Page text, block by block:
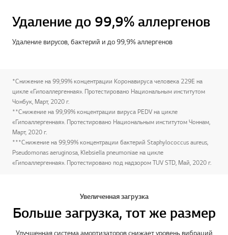
Удаление до 99,9% аллергенов
Удаление вирусов, бактерий и до 99,9% аллергенов
*Снижение на 99,99% концентрации Коронавируса человека 229Е на
цикле «Гипоаллергенная». Протестировано Национальным институтом
Чонбук, Март, 2020 г.
**Снижение на 99,99% концентрации вируса PEDV на цикле
«Гипоаллергенная». Протестировано Национальным институтом Чоннам,
Март, 2020 г.
***Снижение на 99,99% концентрации бактерий Staphylococcus aureus,
Pseudomonas aeruginosa, Klebsiella pneumoniae на цикле
«Гипоаллергенная». Протестировано под надзором TUV STD, Май, 2020 г.
Увеличенная загрузка
Больше загрузка, тот же размер
Улучшенная система амортизаторов снижает уровень вибраций